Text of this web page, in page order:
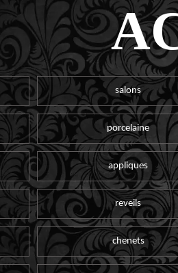
salons
porcelaine
appliques
reveils
chenets